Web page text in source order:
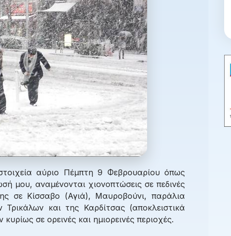
αύριο Πέμπτη 9 Φεβρουαρίου όπως
μου, αναμένονται χιονοπτώσεις σε πεδινές
σε Κίσσαβο (Αγιά), Μαυροβούνι, παράλια
και της Καρδίτσας (αποκλειστικά
σε ορεινές και ημιορεινές περιοχές.